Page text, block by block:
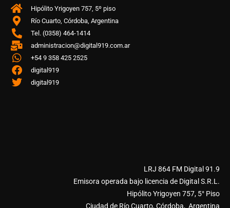
Hipólito Yrigoyen 757, 5º piso
Río Cuarto, Córdoba, Argentina
Tel. (0358) 464-1414
administracion@digital919.com.ar
+54 9 358 425 2525
digital919
digital919
LRJ 864 FM Digital 91.9
Emisora operada bajo licencia de Digital S.R.L.
Hipólito Yrigoyen 757, 5° Piso
Ciudad de Río Cuarto, Córdoba, Argentina